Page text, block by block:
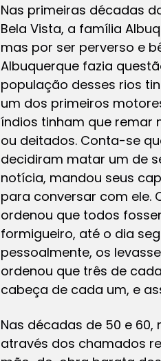
Nas primeiras décadas
Bela Vista, a família
mas por ser perverso e
Albuquerque fazia
população desses rios
um dos primeiros
índios tinham que remar
ou deitados. Conta-se
decidiram matar um de
notícia, mandou seus
para conversar com ele.
ordenou que todos
formigueiro, até o dia
pessoalmente, os
ordenou que três de
cabeça de cada um, e
Nas décadas de 50 e 60,
através dos chamados